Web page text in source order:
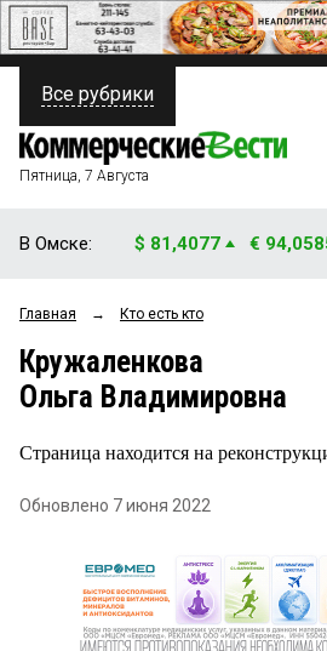
ПОЛИТИКА
ФИНАНСЫ
ОБЩЕСТВО
ЗАКОН
Все рубрики
Пятница, 7 Августа
В Омске: $ 81,4077 €
Главная → Кто есть кто
Кружаленкова
Ольга Владимировна
Страница находится на
Обновлено 7 июня 2022